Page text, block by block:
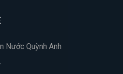
Nước Quỳnh Anh